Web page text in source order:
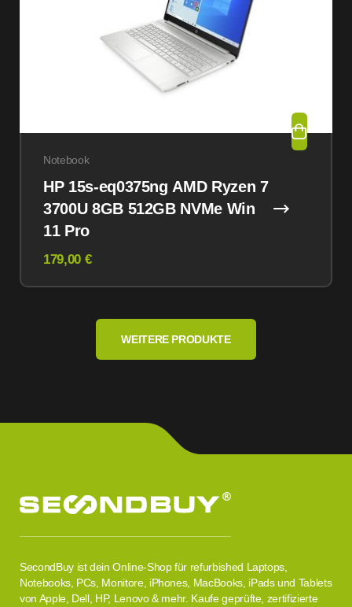
Notebook
HP 15s-eq0375ng AMD Ryzen 7
3700U 8GB 512GB NVMe Win
11 Pro
179,00 €
WEITERE PRODUKTE
SecondBuy ist dein Online-Shop für refurbished Laptops,
Notebooks, PCs, Monitore, iPhones, MacBooks, iPads und Tablets
von Apple, Dell, HP, Lenovo & mehr. Kaufe geprüfte, zertifizierte